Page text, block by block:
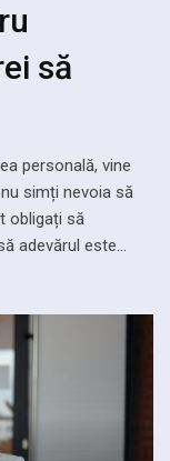
să
personală, vine
simți nevoia să
obligați să
adevărul este…